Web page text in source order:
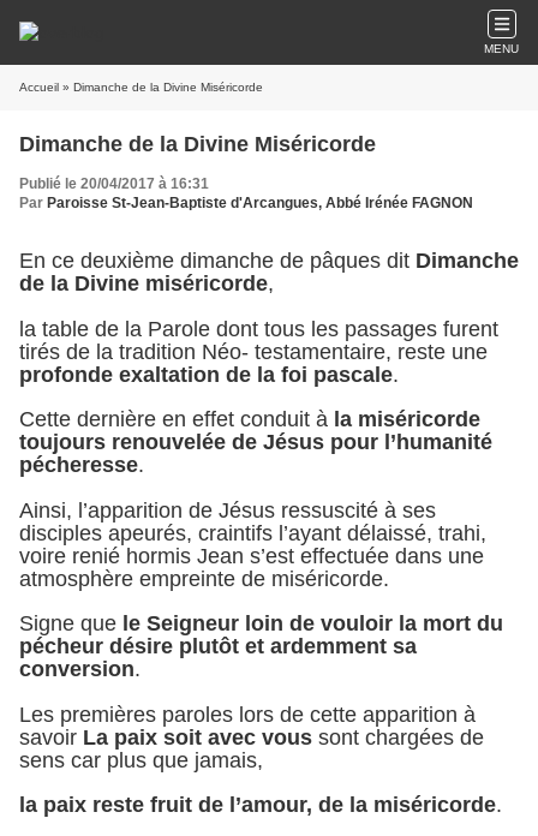
MENU
Accueil » Dimanche de la Divine Miséricorde
Dimanche de la Divine Miséricorde
Publié le 20/04/2017 à 16:31
Par Paroisse St-Jean-Baptiste d'Arcangues, Abbé Irénée FAGNON
En ce deuxième dimanche de pâques dit Dimanche
de la Divine miséricorde,
la table de la Parole dont tous les passages furent
tirés de la tradition Néo- testamentaire, reste une
profonde exaltation de la foi pascale.
Cette dernière en effet conduit à la miséricorde
toujours renouvelée de Jésus pour l’humanité
pécheresse.
Ainsi, l’apparition de Jésus ressuscité à ses
disciples apeurés, craintifs l’ayant délaissé, trahi,
voire renié hormis Jean s’est effectuée dans une
atmosphère empreinte de miséricorde.
Signe que le Seigneur loin de vouloir la mort du
pécheur désire plutôt et ardemment sa
conversion.
Les premières paroles lors de cette apparition à
savoir La paix soit avec vous sont chargées de
sens car plus que jamais,
la paix reste fruit de l’amour, de la miséricorde.